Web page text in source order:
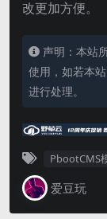
改更加方便。
声明：本站
使用，如若本
进行处理。
PbootCMS
爱豆玩